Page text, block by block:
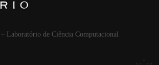
Laboratório de Ciência Computacional